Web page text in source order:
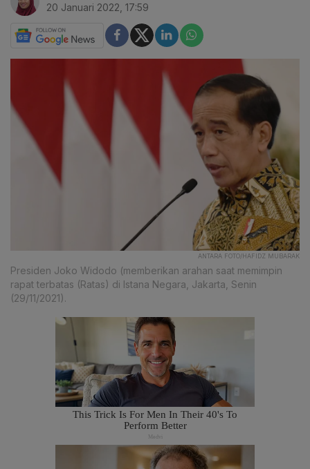
20 Januari 2022, 17:59
ANTARA FOTO/HAFIDZ MUBARAK
Presiden Joko Widodo (memberikan arahan saat memimpin
rapat terbatas (Ratas) di Istana Negara, Jakarta, Senin
(29/11/2021).